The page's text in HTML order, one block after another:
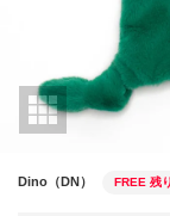
Dino（DN） FREE 残